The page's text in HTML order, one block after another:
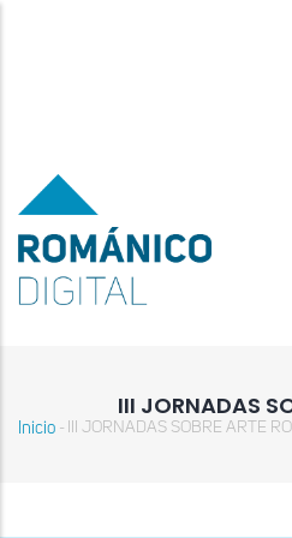
contenido
principal
III JORNADAS
Inicio - III JORNADAS SOBRE ARTE